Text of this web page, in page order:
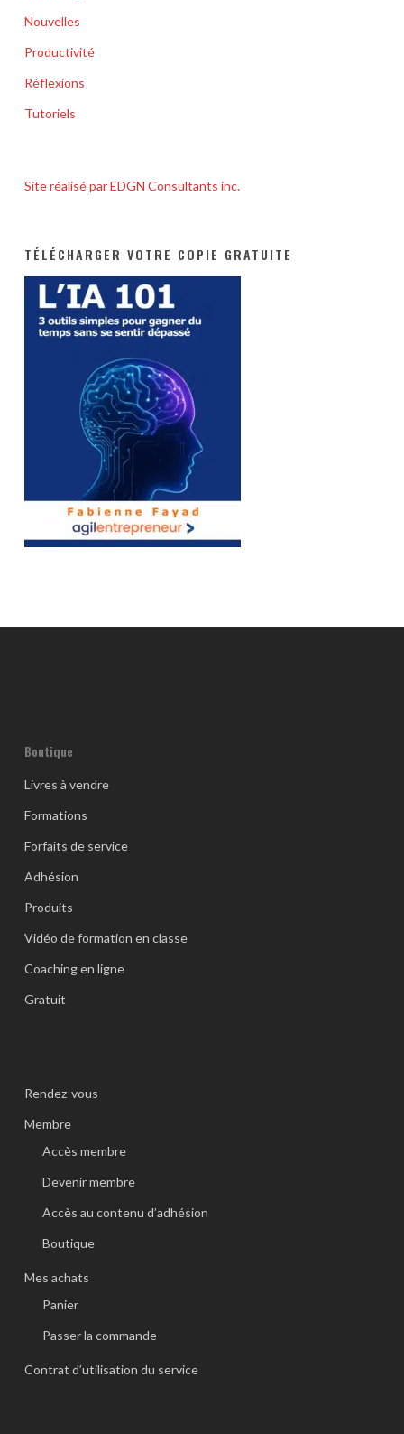
Nouvelles
Productivité
Réflexions
Tutoriels
Site réalisé par EDGN Consultants inc.
TÉLÉCHARGER VOTRE COPIE GRATUITE
Boutique
Livres à vendre
Formations
Forfaits de service
Adhésion
Produits
Vidéo de formation en classe
Coaching en ligne
Gratuit
Rendez-vous
Membre
Accès membre
Devenir membre
Accès au contenu d’adhésion
Boutique
Mes achats
Panier
Passer la commande
Contrat d’utilisation du service